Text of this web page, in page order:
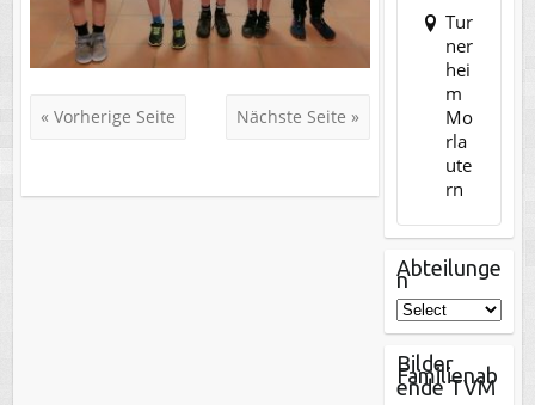
« Vorherige Seite Nächste Seite »
Tur
ner
hei
m
Mo
rla
ute
rn
Abteilunge
n
Bilder
Familienab
ende TVM